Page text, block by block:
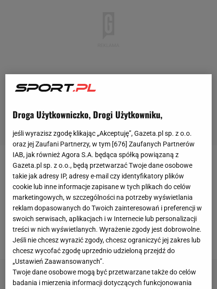
Ofensywny pomocnikRuchu Chorzówjeszcze w
grudniu 2016 roku zaliczył kilkudniowy pobyt w
Interze Mediolan . Trenował tam z kilkoma grupami
młodzieżowymi. 17-latek zrobił na Włochach
ogromne wrażenie. Jednak to nieInter będzie jego
nowym klubem, a... AC Milan.
Droga Użytkowniczko, Drogi Użytkowniku,
jeśli wyrazisz zgodę klikając „Akceptuję”, Gazeta.pl sp. z o.o.
oraz jej Zaufani Partnerzy, w tym [676] Zaufanych Partnerów
IAB, jak również Agora S.A. będąca spółką powiązaną z
Gazeta.pl sp. z o.o., będą przetwarzać Twoje dane osobowe
takie jak adresy IP, adresy e-mail czy identyfikatory plików
cookie lub inne informacje zapisane w tych plikach do celów
marketingowych, w szczególności na potrzeby wyświetlania
reklam dopasowanych do Twoich zainteresowań i preferencji w
swoich serwisach, aplikacjach i w Internecie lub personalizacji
treści w nich wyświetlanych. Wyrażenie zgody jest dobrowolne.
Jeśli nie chcesz wyrazić zgody, chcesz ograniczyć jej zakres lub
chcesz wycofać zgodę uprzednio udzieloną przejdź do
„Ustawień Zaawansowanych”.
Twoje dane osobowe mogą być przetwarzane także do celów
badania i mierzenia informacji dotyczących funkcjonowania